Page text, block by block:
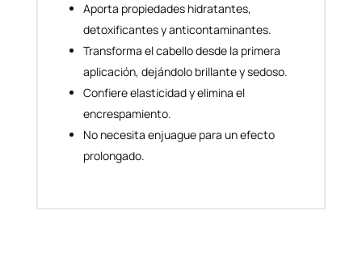
Aporta propiedades hidratantes,
detoxificantes y anticontaminantes.
Transforma el cabello desde la primera
aplicación, dejándolo brillante y sedoso.
Confiere elasticidad y elimina el
encrespamiento.
No necesita enjuague para un efecto
prolongado.